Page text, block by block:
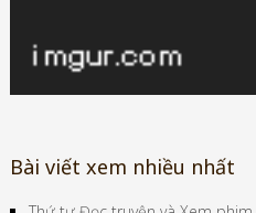
Bài viết xem nhiều nhất